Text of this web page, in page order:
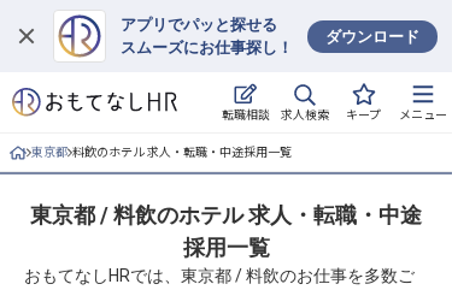
アプリでパッと探せる
スムーズにお仕事探し！
ダウンロード
転職相談 求人検索 キープ メニュー
ログイン
求人・施設を探す
就職・転職 合同説明会
東京都 料飲のホテル 求人・転職・中途採用一覧
東京都 / 料飲のホテル 求人・転職・中途
採用一覧
おもてなしHRでは、東京都 / 料飲のお仕事を多数ご